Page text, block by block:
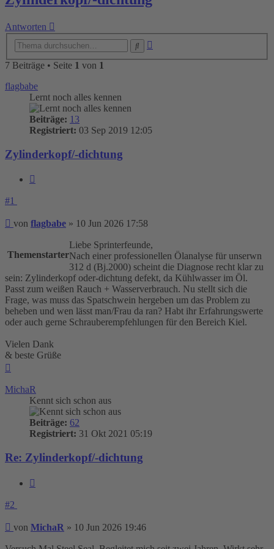
Antworten
7 Beiträge • Seite 1 von 1
flagbabe
Lernt noch alles kennen
Beiträge: 13
Registriert: 03 Sep 2019 12:05
Zylinderkopf/-dichtung
#1
Beitrag
von flagbabe » 10 Jun 2026 17:58
Themenstarter
Liebe Sprinterfeunde,
Nach einer professionellen Ölanalyse für unserwn
312 d (Bj.2000) scheint die Diagnose recht klar zu
sein: Zylinderkopf oder-dichtung defekt, da Kühlwasser im Öl.
Passt zum weißen Rauch + Wasserverbrauch. Nu stellt sich die
Frage, was muss das Spatschwein hergeben um das Problem zu
beheben und wen lässt man/Frau da ran? Habt ihr Erfahrungswerte
oder auch gerne Schrauberempfehlungen für den Bereich Kiel.
Vielen Dank
& beste Grüße
MichaR
Kennt sich schon aus
Beiträge: 62
Registriert: 31 Okt 2021 05:19
Re: Zylinderkopf/-dichtung
#2
Beitrag
von MichaR » 10 Jun 2026 19:46